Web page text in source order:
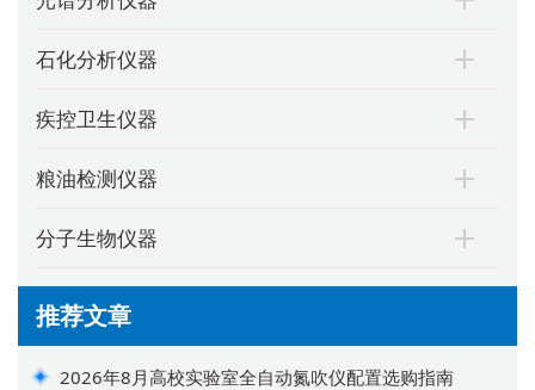
石化分析仪器
疾控卫生仪器
粮油检测仪器
分子生物仪器
推荐文章
2026年8月高校实验室全自动氮吹仪配置选购指南